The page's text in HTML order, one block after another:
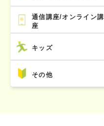
通信講座/オンライン講
座
キッズ
その他